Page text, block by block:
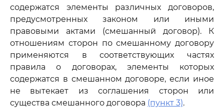
содержатся элементы различных договоров,
предусмотренных законом или иными
правовыми актами (смешанный договор). К
отношениям сторон по смешанному договору
применяются в соответствующих частях
правила о договорах, элементы которых
содержатся в смешанном договоре, если иное
не вытекает из соглашения сторон или
существа смешанного договора (пункт 3).